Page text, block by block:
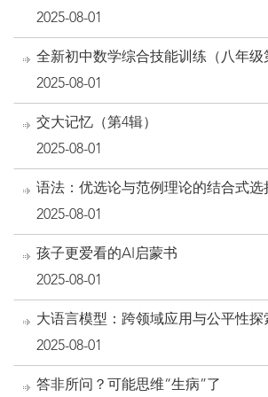
2025-08-01
全新初中数学综合技能训练（八年级
版）
2025-08-01
交大记忆（第4辑）
2025-08-01
语法：优选论与范例理论的结合式选
2025-08-01
孩子更爱看的AI启蒙书
2025-08-01
大语言模型：跨领域应用与公平性探
2025-08-01
答非所问？可能思维“生病”了